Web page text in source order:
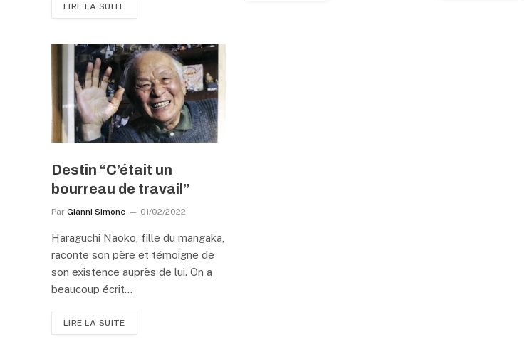
LIRE LA SUITE
Destin “C’était un
bourreau de travail”
Par Gianni Simone 01/02/2022
Haraguchi Naoko, fille du mangaka,
raconte son père et témoigne de
son existence auprès de lui. On a
beaucoup écrit…
LIRE LA SUITE